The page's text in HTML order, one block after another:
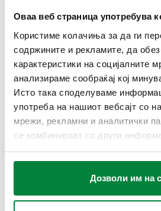
Оваа веб страница употребува
Користиме колачиња за да ги
содржините и рекламите, да
карактеристики на социјалните
анализираме сообраќај кој
Исто така споделуваме
употреба на нашиот вебсајт со
мрежи, рекламни и аналитички
се комбинираат со други
имате обезбедено или кои
вашата употреба на нивните
Дозволи им на
400403
228-1) M
влезови
Kv заклучувачки
вентил
1,37 m³/h
3D модели
Прикажи
CALEFFI, 400403. - Комплет кој се